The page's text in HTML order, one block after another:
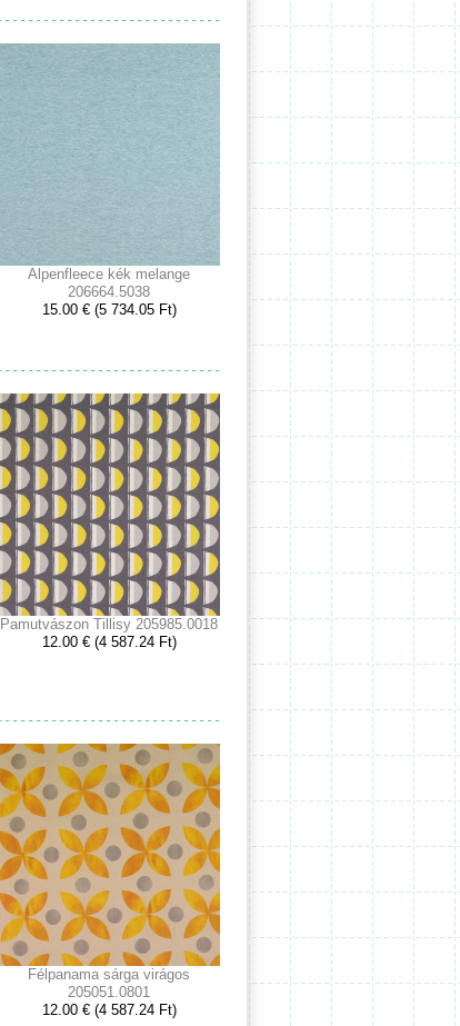
Alpenfleece kék melange
206664.5038
15.00 € (5 734.05 Ft)
Pamutvászon Tillisy 205985.0018
12.00 € (4 587.24 Ft)
Félpanama sárga virágos
205051.0801
12.00 € (4 587.24 Ft)